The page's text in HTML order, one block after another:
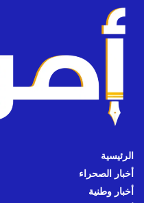
الرئيسية
أخبار الصحراء
أخبار وطنية